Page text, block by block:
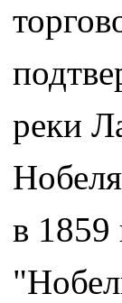
реки
в 1859